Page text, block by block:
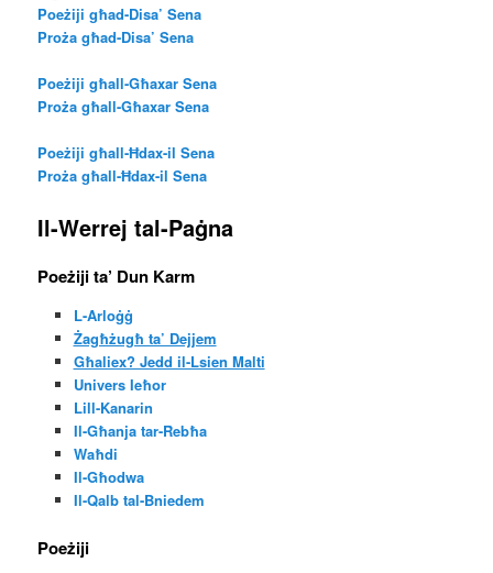
Poeżiji għad-Disa’ Sena
Proża għad-Disa’ Sena
Poeżiji għall-Għaxar Sena
Proża għall-Għaxar Sena
Poeżiji għall-Ħdax-il Sena
Proża għall-Ħdax-il Sena
Il-Werrej tal-Paġna
Poeżiji ta’ Dun Karm
L-Arloġġ
Żagħżugħ ta’ Dejjem
Għaliex? Jedd il-Lsien Malti
Univers Ieħor
Lill-Kanarin
Il-Għanja tar-Rebħa
Waħdi
Il-Għodwa
Il-Qalb tal-Bniedem
Poeżiji